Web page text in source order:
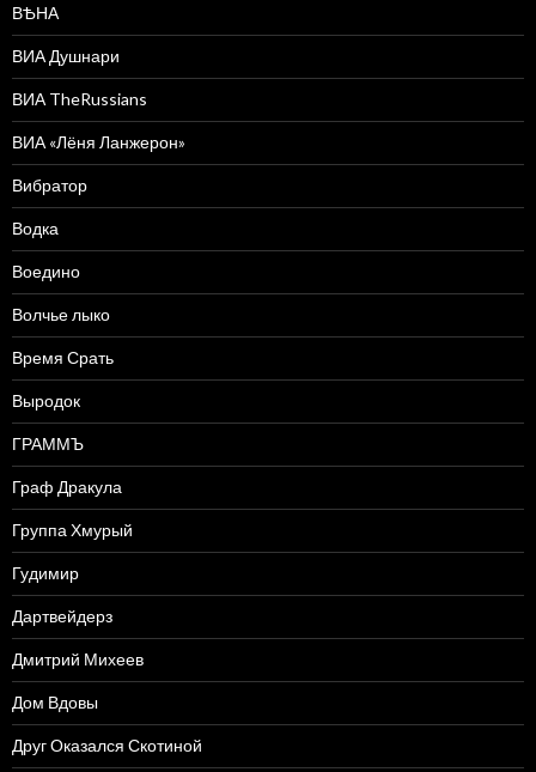
ВѢНА
ВИА Душнари
ВИА TheRussians
ВИА «Лёня Ланжерон»
Вибратор
Водка
Воедино
Волчье лыко
Время Срать
Выродок
ГРАММЪ
Граф Дракула
Группа Хмурый
Гудимир
Дартвейдерз
Дмитрий Михеев
Дом Вдовы
Друг Оказался Скотиной